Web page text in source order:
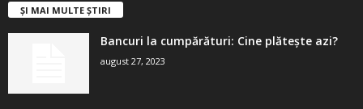
ȘI MAI MULTE ȘTIRI
Bancuri la cumpărături: Cine plătește azi?
august 27, 2023